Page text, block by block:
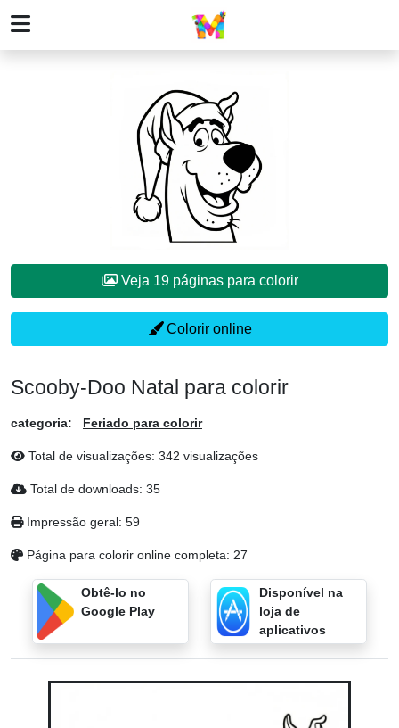
Veja 19 páginas para colorir
Colorir online
Scooby-Doo Natal para colorir
categoria: Feriado para colorir
Total de visualizações: 342 visualizações
Total de downloads: 35
Impressão geral: 59
Página para colorir online completa: 27
Obtê-lo no
Google Play
Disponível na
loja de
aplicativos